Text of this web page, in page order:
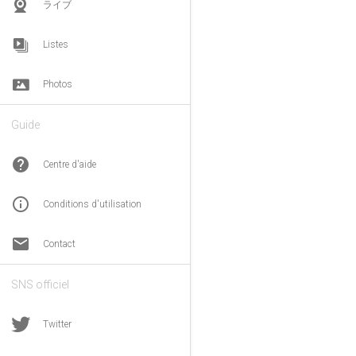
ライブ
Listes
Photos
Guide
help Centre d'aide
info_outline Conditions d'utilisation
email Contact
SNS officiel
Twitter